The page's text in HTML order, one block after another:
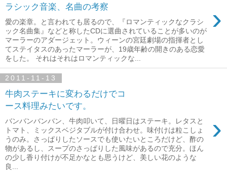
ラシック音楽、名曲の考察
›
愛の楽章。と言われても居るので、『ロマンティックなクラシ
ック名曲集』などと称したCDに選曲されていることが多いのが
マーラーのアダージェット。ウィーンの宮廷劇場の指揮者とし
てステイタスのあったマーラーが、19歳年齢の開きのある恋愛
をした。 それはそれはロマンティックな...
2011-11-13
牛肉ステーキに変わるだけでコ
ース料理みたいです。
›
バンバンバンバン、牛肉叩いて、日曜日はステーキ。レタスと
トマト、ミックスベジタブルが付け合わせ。味付けは粒こしょ
うのみ。さっぱりしたソースでも使いたいところだけど、酢の
物があるし、スープのさっぱりした風味があるので充分。ほん
の少し香り付けが不足かなとも思うけど、美しい花のような
良...